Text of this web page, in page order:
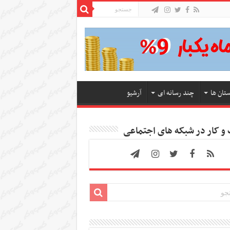
ها چند رسانه ای آرشیو
کار در شبکه های اجتماعی